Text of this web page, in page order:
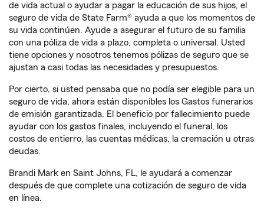
de vida actual o ayudar a pagar la educación de sus hijos, el
seguro de vida de State Farm® ayuda a que los momentos de
su vida continúen. Ayude a asegurar el futuro de su familia
con una póliza de vida a plazo, completa o universal. Usted
tiene opciones y nosotros tenemos pólizas de seguro que se
ajustan a casi todas las necesidades y presupuestos.
Por cierto, si usted pensaba que no podía ser elegible para un
seguro de vida, ahora están disponibles los Gastos funerarios
de emisión garantizada. El beneficio por fallecimiento puede
ayudar con los gastos finales, incluyendo el funeral, los
costos de entierro, las cuentas médicas, la cremación u otras
deudas.
Brandi Mark en Saint Johns, FL, le ayudará a comenzar
después de que complete una cotización de seguro de vida
en línea.